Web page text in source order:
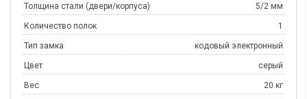
Толщина стали (двери/корпуса) 5/2 мм
Количество полок 1
Тип замка кодовый электронный
Цвет серый
Вес 20 кг